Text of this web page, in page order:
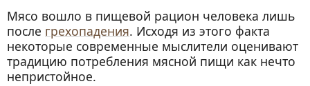
Мясо вошло в пищевой рацион человека лишь
после грехопадения. Исходя из этого факта
некоторые современные мыслители оценивают
традицию потребления мясной пищи как нечто
непристойное.